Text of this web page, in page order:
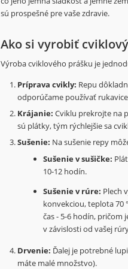
sú prospešné pre vaše zdravie.
Ako si vyrobiť
Výroba cviklového prášku je
Príprava cvikly: Repu
odporúčame používať
Krájanie: Cviklu prekrojte na
sú plátky, tým rýchlejšie sa
Sušenie: Na sušenie repy
Sušenie v sušičke:
10-12 hodín.
Sušenie v rúre: Plech
konvekciou, teplota 70
čas - 5-6 hodín, pričom
v závislosti od vašej
Drvenie: Ďalej je potrebné
máte malé množstvo).